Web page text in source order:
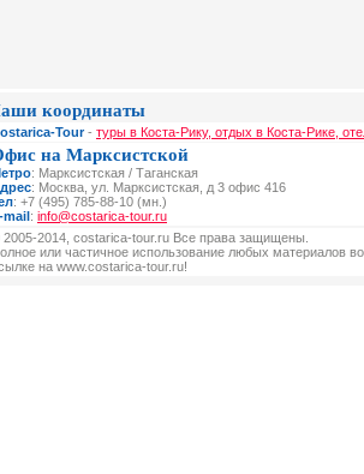
координаты
Tour- туры в Коста-Рику, отдых в Коста-Рике,
на Марксистской
: Марксистская / Таганская
: Москва, ул. Марксистская, д 3 офис 416
: +7 (495) 785-88-10 (мн.)
mail: info@costarica-tour.ru
2014, costarica-tour.ru Все права защищены.
или частичное использование любых материалов
на www.costarica-tour.ru!